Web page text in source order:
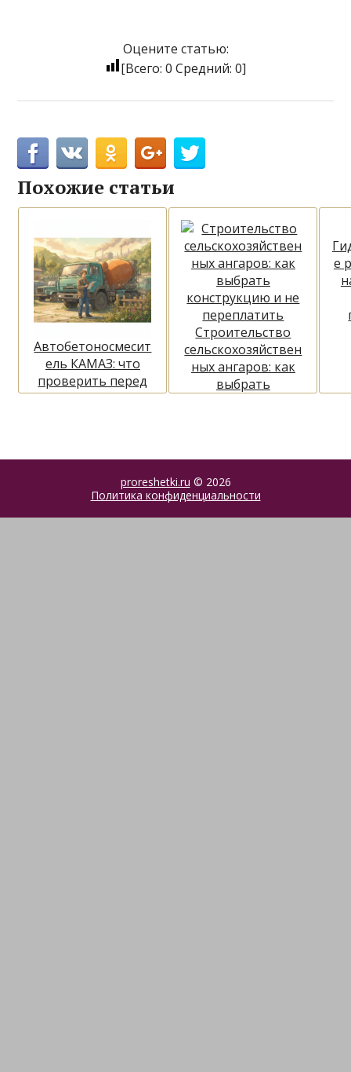
Оцените статью:
[Всего: 0 Средний: 0]
Похожие статьи
Автобетоносмесит
ель КАМАЗ: что
проверить перед
покупкой
Строительство
сельскохозяйствен
ных ангаров: как
выбрать
е
proreshetki.ru © 2026
Политика конфиденциальности